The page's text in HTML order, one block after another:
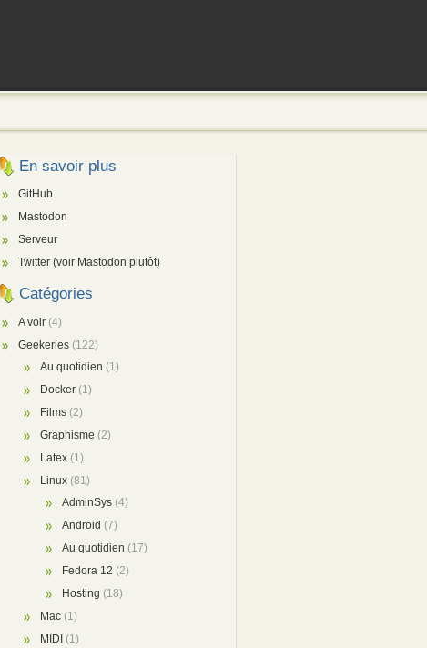
En savoir plus
GitHub
Mastodon
Serveur
Twitter (voir Mastodon plutôt)
Catégories
A voir (4)
Geekeries (122)
Au quotidien (1)
Docker (1)
Films (2)
Graphisme (2)
Latex (1)
Linux (81)
AdminSys (4)
Android (7)
Au quotidien (17)
Fedora 12 (2)
Hosting (18)
Mac (1)
MIDI (1)